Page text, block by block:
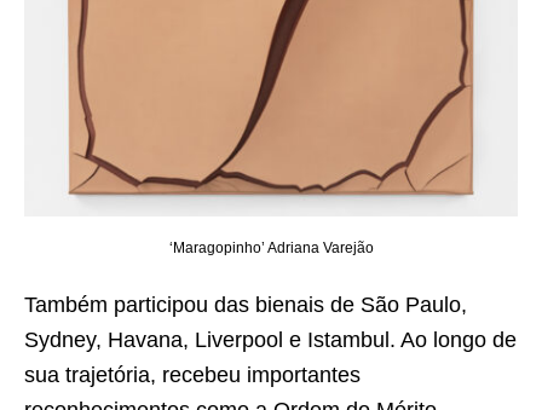
‘Maragopinho’ Adriana Varejão
Também participou das bienais de São Paulo,
Sydney, Havana, Liverpool e Istambul. Ao longo de
sua trajetória, recebeu importantes